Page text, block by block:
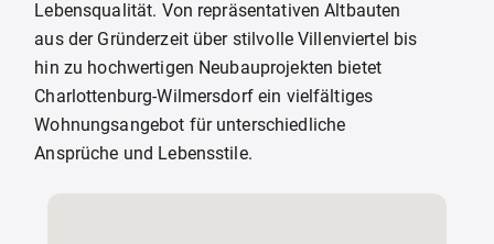
Lebensqualität. Von repräsentativen Altbauten
aus der Gründerzeit über stilvolle Villenviertel bis
hin zu hochwertigen Neubauprojekten bietet
Charlottenburg-Wilmersdorf ein vielfältiges
Wohnungsangebot für unterschiedliche
Ansprüche und Lebensstile.